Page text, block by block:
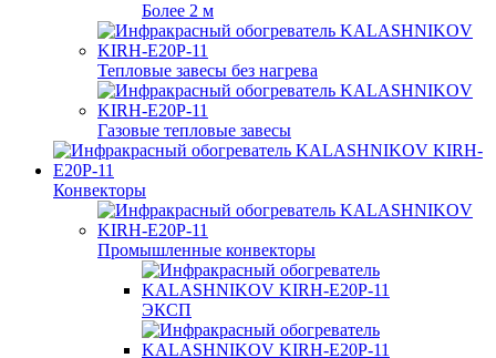
Более 2 м
Тепловые завесы без нагрева
Газовые тепловые завесы
Конвекторы
Промышленные конвекторы
ЭКСП